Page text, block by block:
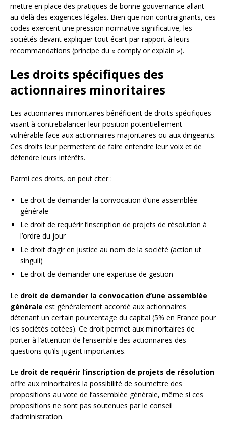
mettre en place des pratiques de bonne gouvernance allant
au-delà des exigences légales. Bien que non contraignants, ces
codes exercent une pression normative significative, les
sociétés devant expliquer tout écart par rapport à leurs
recommandations (principe du « comply or explain »).
Les droits spécifiques des
actionnaires minoritaires
Les actionnaires minoritaires bénéficient de droits spécifiques
visant à contrebalancer leur position potentiellement
vulnérable face aux actionnaires majoritaires ou aux dirigeants.
Ces droits leur permettent de faire entendre leur voix et de
défendre leurs intérêts.
Parmi ces droits, on peut citer :
Le droit de demander la convocation d’une assemblée
générale
Le droit de requérir l’inscription de projets de résolution à
l’ordre du jour
Le droit d’agir en justice au nom de la société (action ut
singuli)
Le droit de demander une expertise de gestion
Le droit de demander la convocation d’une assemblée
générale est généralement accordé aux actionnaires
détenant un certain pourcentage du capital (5% en France pour
les sociétés cotées). Ce droit permet aux minoritaires de
porter à l’attention de l’ensemble des actionnaires des
questions qu’ils jugent importantes.
Le droit de requérir l’inscription de projets de résolution
offre aux minoritaires la possibilité de soumettre des
propositions au vote de l’assemblée générale, même si ces
propositions ne sont pas soutenues par le conseil
d’administration.